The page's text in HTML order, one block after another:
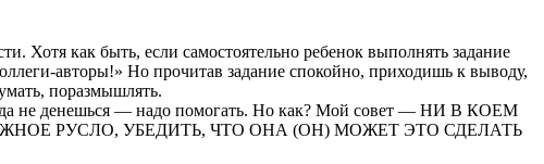
Хотя как быть, если самостоятельно ребенок выполнять задание
авторы!» Но прочитав задание спокойно, приходишь к выводу,
поразмышлять.
не денешься — надо помогать. Но как? Мой совет — НИ В КОЕМ
РУСЛО, УБЕДИТЬ, ЧТО ОНА (ОН) МОЖЕТ ЭТО СДЕЛАТЬ